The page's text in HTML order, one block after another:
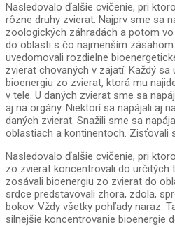
Nasledovalo ďalšie cvičenie, pri
rôzne druhy zvierat. Najprv sme sa
zoologických záhradách a potom
do oblasti s čo najmenším
uvedomovali rozdielne
zvierat chovaných v zajatí. Každý
bioenergiu zo zvierat, ktorá mu
v tele. U daných zvierat sme sa
aj na orgány. Niektorí sa napájali aj
daných zvierat. Snažili sme sa
oblastiach a kontinentoch. Zisťovali
Nasledovalo ďalšie cvičenie, pri
zo zvierat koncentrovali do určitých
zosávali bioenergiu zo zvierat do
srdce predstavovali zhora, zdola,
bokov. Vždy všetky pohľady naraz.
silnejšie koncentrovanie bioenergie